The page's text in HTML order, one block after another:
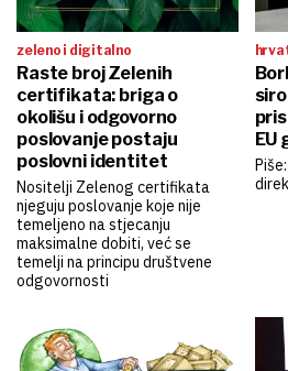
zeleno i digitalno
Raste broj Zelenih
certifikata: briga o
okolišu i odgovorno
poslovanje postaju
poslovni identitet
Nositelji Zelenog certifikata
njeguju poslovanje koje nije
temeljeno na stjecanju
maksimalne dobiti, već se
temelji na principu društvene
odgovornosti
EU